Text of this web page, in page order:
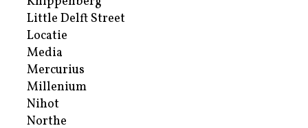
Little Delft Street
Locatie
Media
Mercurius
Millenium
Nihot
Northe